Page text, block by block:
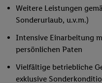
Weitere Leistungen
Sonderurlaub, u.v.m.)
Intensive Einarbeitung
persönlichen Paten
Vielfältige betriebliche
exklusive